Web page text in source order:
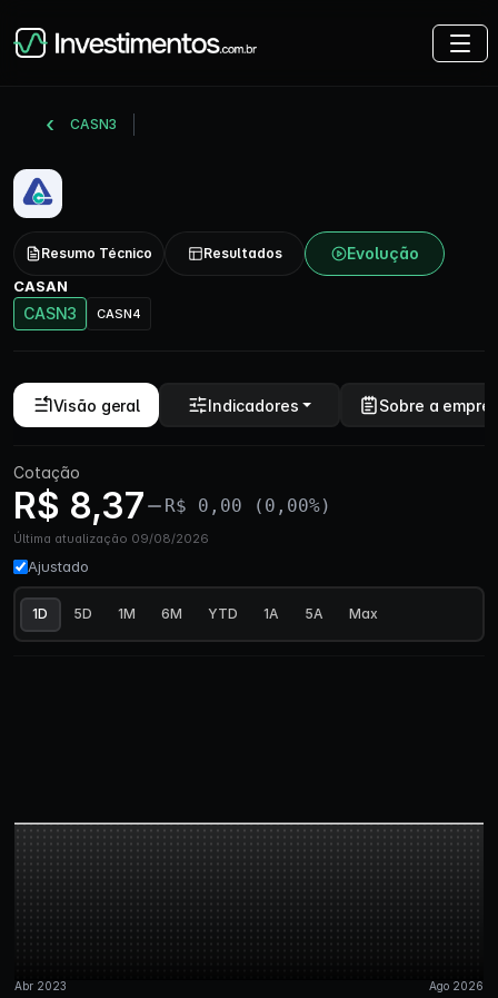
CASN3
Resumo Técnico Resultados Evolução
CASAN
CASN3 CASN4
Visão geral Indicadores Sobre a
Cotação
R$ 8,37 R$ 0,00 (0,00%)
Última atualização 09/08/2026
Ajustado
1D 5D 1M 6M YTD 1A 5A Max